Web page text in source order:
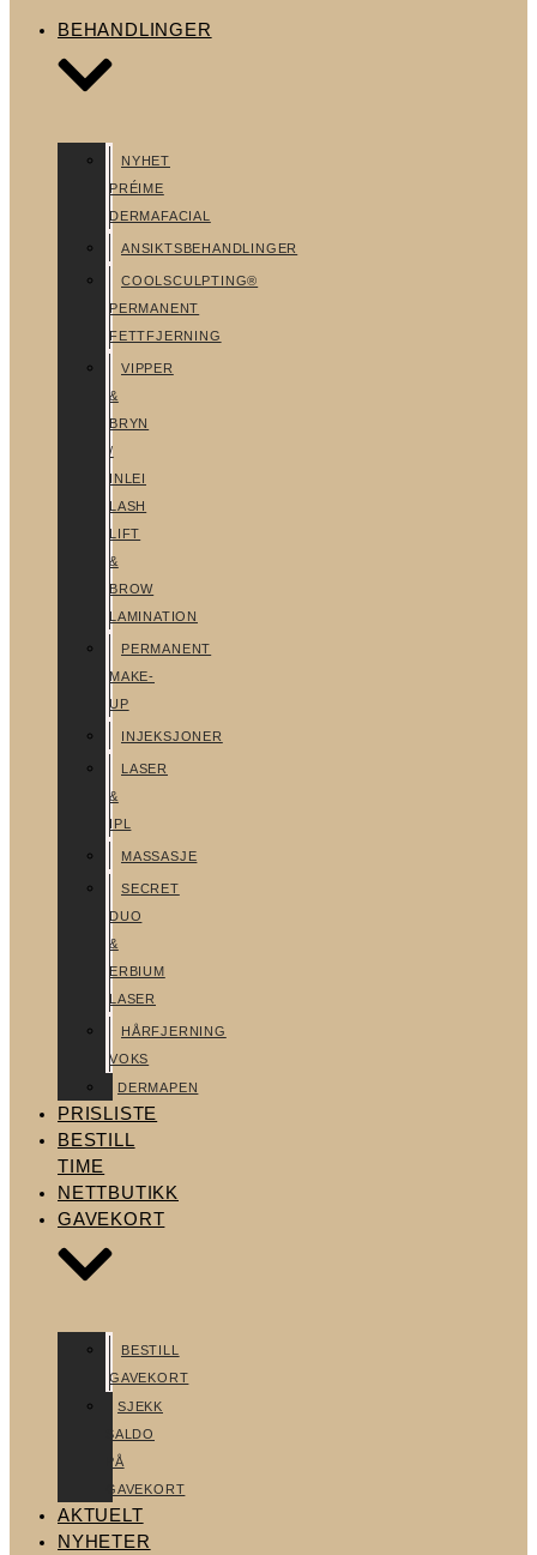
BEHANDLINGER
NYHET
PRÉIME
DERMAFACIAL
ANSIKTSBEHANDLINGER
COOLSCULPTING®
PERMANENT
FETTFJERNING
VIPPER
&
BRYN
/
INLEI
LASH
LIFT
&
BROW
LAMINATION
PERMANENT
MAKE-
UP
INJEKSJONER
LASER
&
IPL
MASSASJE
SECRET
DUO
&
ERBIUM
LASER
HÅRFJERNING
VOKS
DERMAPEN
PRISLISTE
BESTILL
TIME
NETTBUTIKK
GAVEKORT
BESTILL
GAVEKORT
SJEKK
SALDO
PÅ
GAVEKORT
AKTUELT
NYHETER